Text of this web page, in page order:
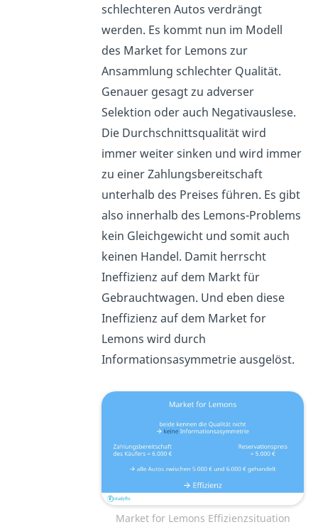
schlechteren Autos verdrängt
werden. Es kommt nun im Modell
des Market for Lemons zur
Ansammlung schlechter Qualität.
Genauer gesagt zu adverser
Selektion oder auch Negativauslese.
Die Durchschnittsqualität wird
immer weiter sinken und wird immer
zu einer Zahlungsbereitschaft
unterhalb des Preises führen. Es gibt
also innerhalb des Lemons-Problems
kein Gleichgewicht und somit auch
keinen Handel. Damit herrscht
Ineffizienz auf dem Markt für
Gebrauchtwagen. Und eben diese
Ineffizienz auf dem Market for
Lemons wird durch
Informationsasymmetrie ausgelöst.
Market for Lemons Effizienzsituation